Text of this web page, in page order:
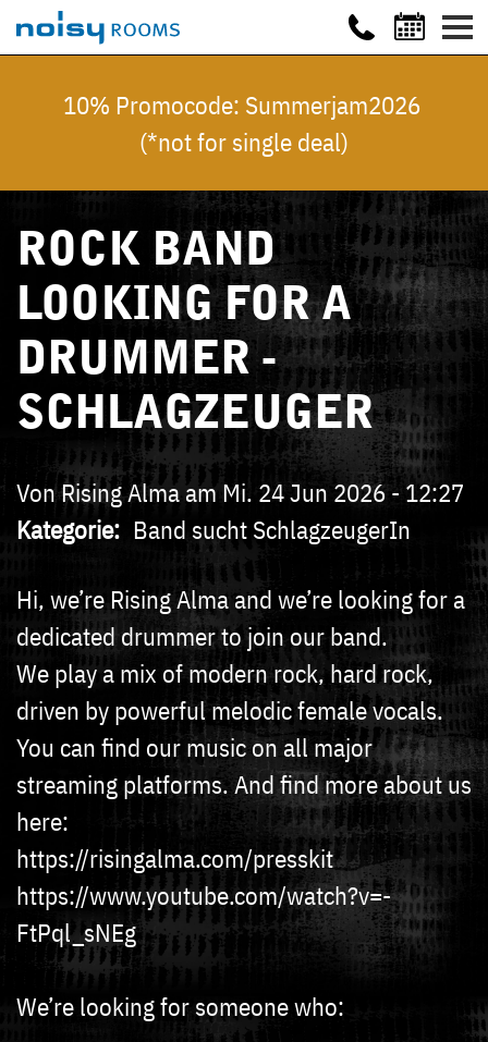
10% Promocode: Summerjam2026
(*not for single deal)
ROCK BAND
LOOKING FOR A
DRUMMER -
SCHLAGZEUGER
VonRising Almaam Mi. 24 Jun 2026 - 12:27
Kategorie
Band sucht SchlagzeugerIn
Hi, we’re Rising Alma and we’re looking for a
dedicated drummer to join our band.
We play a mix of modern rock, hard rock,
driven by powerful melodic female vocals.
You can find our music on all major
streaming platforms. And find more about us
here:
https://risingalma.com/presskit
https://www.youtube.com/watch?v=-
FtPql_sNEg
We’re looking for someone who: